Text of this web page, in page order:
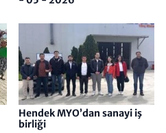
Hendek MYO’dan sanayi iş
birliği